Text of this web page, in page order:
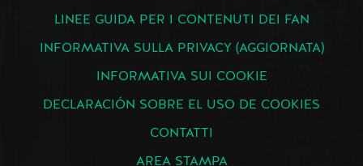
LINEE GUIDA PER I CONTENUTI DEI FAN
INFORMATIVA SULLA PRIVACY (AGGIORNATA)
INFORMATIVA SUI COOKIE
DECLARACIÓN SOBRE EL USO DE COOKIES
CONTATTI
AREA STAMPA